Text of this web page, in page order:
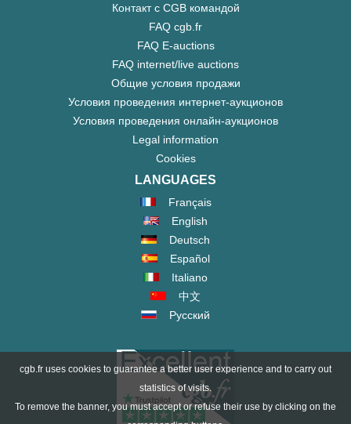
Контакт с CGB командой
FAQ cgb.fr
FAQ E-auctions
FAQ internet/live auctions
Общие условия продажи
Условия проведения интернет-аукционов
Условия проведения онлайн-аукционов
Legal information
Cookies
LANGUAGES
Français
English
Deutsch
Español
Italiano
中文
Русский
cgb.fr uses cookies to guarantee a better user experience and to carry out
statistics of visits.
To remove the banner, you must accept or refuse their use by clicking on the